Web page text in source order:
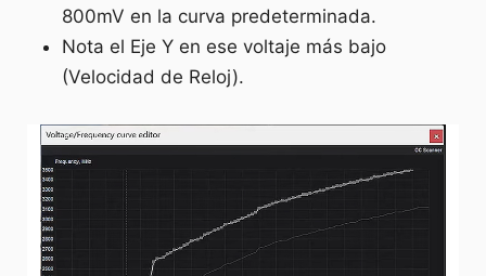
800mV en la curva predeterminada.
Nota el Eje Y en ese voltaje más bajo
(Velocidad de Reloj).